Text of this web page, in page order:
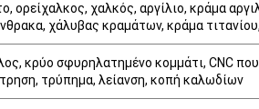
ορείχαλκος, χαλκός, αργίλιο, κράμα
χάλυβας κραμάτων, κράμα
κρύο σφυρηλατημένο κομμάτι, CNC
τρύπημα, λείανση, κοπή καλωδίων